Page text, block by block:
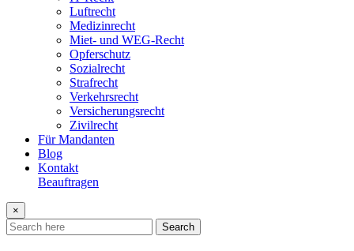
Luftrecht
Medizinrecht
Miet- und WEG-Recht
Opferschutz
Sozialrecht
Strafrecht
Verkehrsrecht
Versicherungsrecht
Zivilrecht
Für Mandanten
Blog
Kontakt
Beauftragen
×
Search